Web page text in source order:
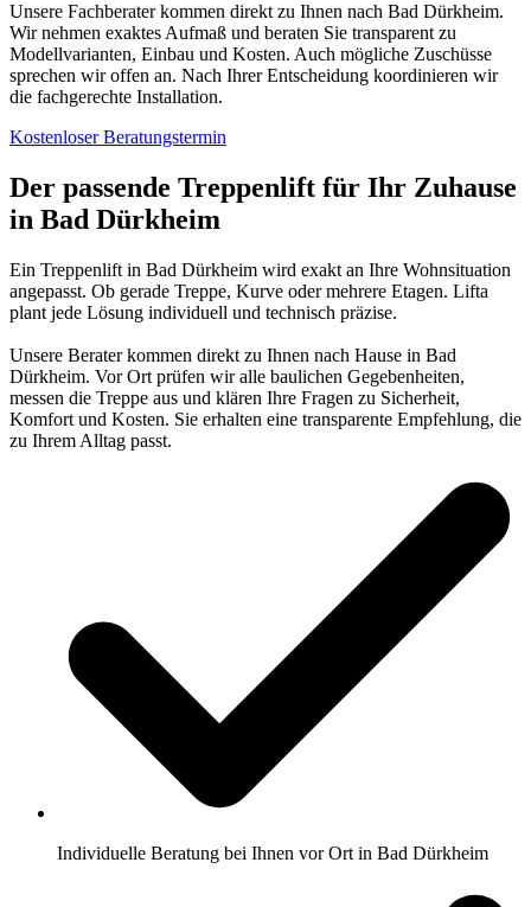
Unsere Fachberater kommen direkt zu Ihnen nach Bad Dürkheim.
Wir nehmen exaktes Aufmaß und beraten Sie transparent zu
Modellvarianten, Einbau und Kosten. Auch mögliche Zuschüsse
sprechen wir offen an. Nach Ihrer Entscheidung koordinieren wir
die fachgerechte Installation.
Kostenloser Beratungstermin
Der passende Treppenlift für Ihr Zuhause
in Bad Dürkheim
Ein Treppenlift in Bad Dürkheim wird exakt an Ihre Wohnsituation
angepasst. Ob gerade Treppe, Kurve oder mehrere Etagen. Lifta
plant jede Lösung individuell und technisch präzise.
Unsere Berater kommen direkt zu Ihnen nach Hause in Bad
Dürkheim. Vor Ort prüfen wir alle baulichen Gegebenheiten,
messen die Treppe aus und klären Ihre Fragen zu Sicherheit,
Komfort und Kosten. Sie erhalten eine transparente Empfehlung, die
zu Ihrem Alltag passt.
Individuelle Beratung bei Ihnen vor Ort in Bad Dürkheim